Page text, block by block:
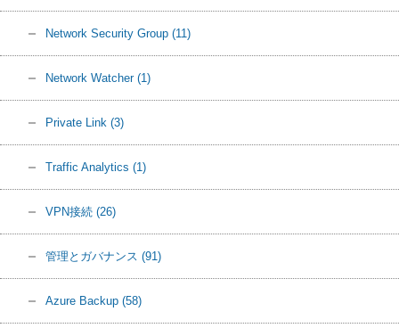
Network Security Group (11)
Network Watcher (1)
Private Link (3)
Traffic Analytics (1)
VPN接続 (26)
管理とガバナンス (91)
Azure Backup (58)